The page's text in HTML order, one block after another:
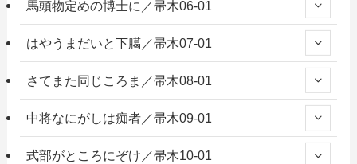
馬頭物定めの博士に／帚木06-01
はやうまだいと下臈／帚木07-01
さてまた同じころま／帚木08-01
中将なにがしは痴者／帚木09-01
式部がところにぞけ／帚木10-01